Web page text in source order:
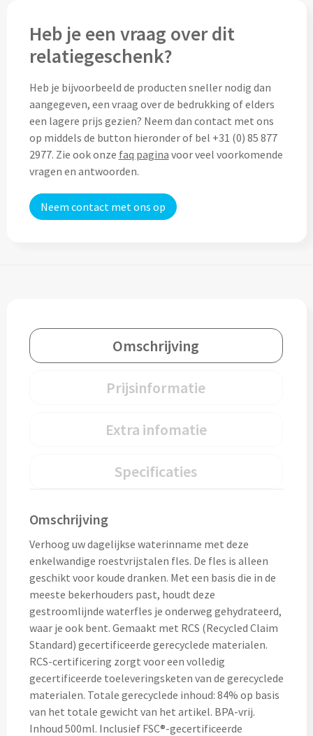
Dubbelwandige glazen bedrukken
Wijn- & Champagneglazen bedrukken
Bierglazen bedrukken
Wijnkaraffen bedrukken
Waterkaraffen bedrukken
Alle glazen
Cocktailsets bedrukken
Alle drinkwaren
Custom made
Custom made drinkflessen
Custom made IZY Bottles
Lunch
Lunchboxen bedrukken
Lunchbekers bedrukken
Heb je een vraag over dit
relatiegeschenk?
Heb je bijvoorbeeld de producten sneller nodig dan
aangegeven, een vraag over de bedrukking of elders
een lagere prijs gezien? Neem dan contact met ons
op middels de button hieronder of bel +31 (0) 85 877
2977. Zie ook onze faq pagina voor veel voorkomende
vragen en antwoorden.
Neem contact met ons op
Omschrijving
Prijsinformatie
Extra infomatie
Specificaties
Omschrijving
Verhoog uw dagelijkse waterinname met deze
enkelwandige roestvrijstalen fles. De fles is alleen
geschikt voor koude dranken. Met een basis die in de
meeste bekerhouders past, houdt deze
gestroomlijnde waterfles je onderweg gehydrateerd,
waar je ook bent. Gemaakt met RCS (Recycled Claim
Standard) gecertificeerde gerecyclede materialen.
RCS-certificering zorgt voor een volledig
gecertificeerde toeleveringsketen van de gerecyclede
materialen. Totale gerecyclede inhoud: 84% op basis
van het totale gewicht van het artikel. BPA-vrij.
Inhoud 500ml. Inclusief FSC®-gecertificeerde